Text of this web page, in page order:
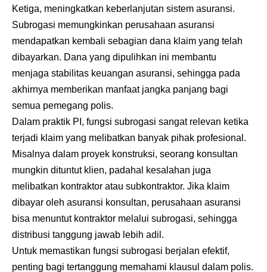
Ketiga, meningkatkan keberlanjutan sistem asuransi.
Subrogasi memungkinkan perusahaan asuransi
mendapatkan kembali sebagian dana klaim yang telah
dibayarkan. Dana yang dipulihkan ini membantu
menjaga stabilitas keuangan asuransi, sehingga pada
akhirnya memberikan manfaat jangka panjang bagi
semua pemegang polis.
Dalam praktik PI, fungsi subrogasi sangat relevan ketika
terjadi klaim yang melibatkan banyak pihak profesional.
Misalnya dalam proyek konstruksi, seorang konsultan
mungkin dituntut klien, padahal kesalahan juga
melibatkan kontraktor atau subkontraktor. Jika klaim
dibayar oleh asuransi konsultan, perusahaan asuransi
bisa menuntut kontraktor melalui subrogasi, sehingga
distribusi tanggung jawab lebih adil.
Untuk memastikan fungsi subrogasi berjalan efektif,
penting bagi tertanggung memahami klausul dalam polis.